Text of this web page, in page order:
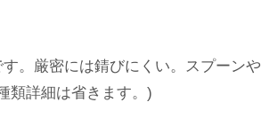
す。厳密には錆びにくい。スプーンや
類詳細は省きます。)